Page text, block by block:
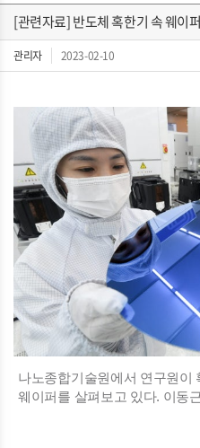
[관련자료] 반도체 혹한기 속 웨이
관리자 2023-02-10
나노종합기술원에서 연구원이
웨이퍼를 살펴보고 있다. 이동